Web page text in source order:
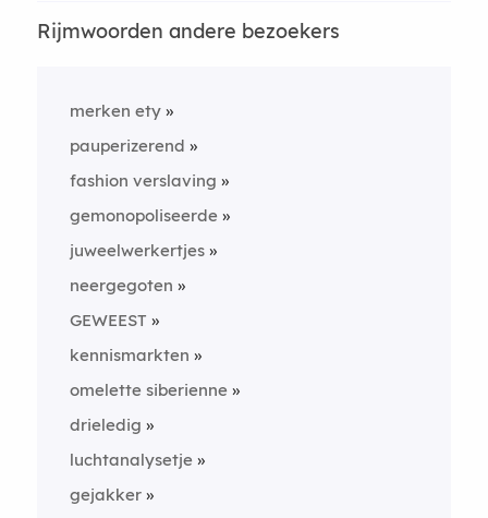
Rijmwoorden andere bezoekers
merken ety
pauperizerend
fashion verslaving
gemonopoliseerde
juweelwerkertjes
neergegoten
GEWEEST
kennismarkten
omelette siberienne
drieledig
luchtanalysetje
gejakker